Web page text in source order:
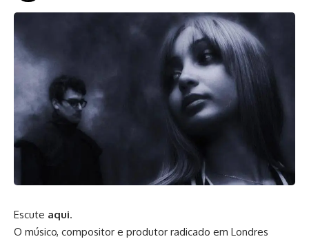
Escute aqui.
O músico, compositor e produtor radicado em Londres